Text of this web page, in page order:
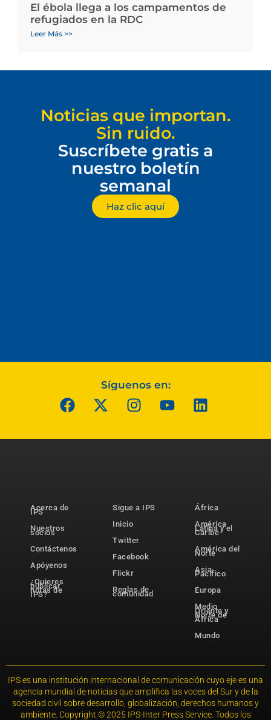
El ébola llega a los campamentos de
refugiados en la RDC
Leer Más >>
Noticias que importan.
Sin ruido.
Suscríbete gratis a
nuestro boletín
semanal
Haz clic aquí
Síguenos en:
Acerca de
IPS
Nuestros
socios
Contáctenos
Apóyenos
¿Quieres
publicar
notas de
IPS?
Sigue a IPS
Inicio
Twitter
Facebook
Flickr
Reglas de
comunidad
África
América
Latina y el
Caribe
América del
Norte
Asia-
Pacífico
Europa
Medio
Oriente y
Norte de
África
Mundo
IPS es una institución internacional de comunicación cuyo eje es una
agencia mundial de noticias que amplifica las voces del Sur y de la
sociedad civil sobre desarrollo, globalización, derechos humanos y
ambiente. Copyright © 2025 IPS-Inter Press Service. Todos los